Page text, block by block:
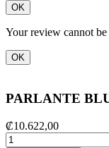
OK
Your review cannot be
OK
PARLANTE
₡10.622,00